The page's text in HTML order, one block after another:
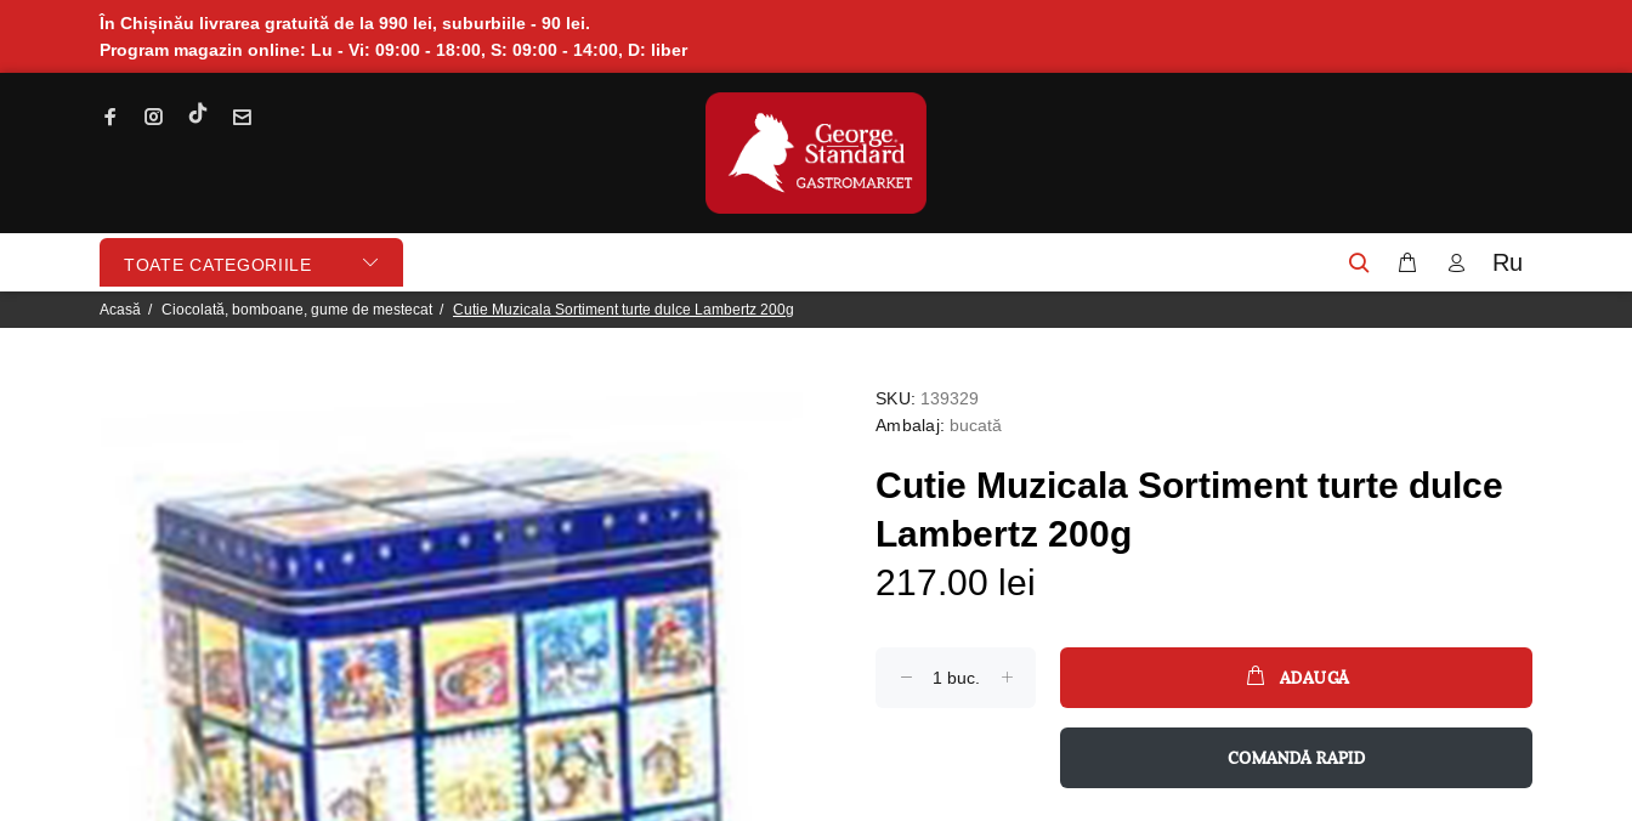
În Chișinău livrarea gratuită de la 990 lei, suburbiile - 90 lei.
Program magazin online: Lu - Vi: 09:00 - 18:00, S: 09:00 - 14:00, D: liber
TOATE CATEGORIILE Ru
Acasă Ciocolată, bomboane, gume de mestecat Cutie Muzicala Sortiment turte dulce Lambertz 200g
SKU: 139329
Ambalaj: bucată
Cutie Muzicala Sortiment turte dulce
Lambertz 200g
217.00 lei
ADAUGĂ
COMANDĂ RAPID